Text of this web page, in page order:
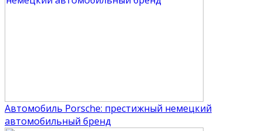
Автомобиль Porsche: престижный немецкий
автомобильный бренд